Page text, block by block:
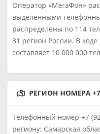
Оператор «МегаФон»
выделенными
распределены по 114
81 регион России. В
составляет 10 000 000
РЕГИОН НОМЕРА +7
Телефонный номер +7
региону: Самарская